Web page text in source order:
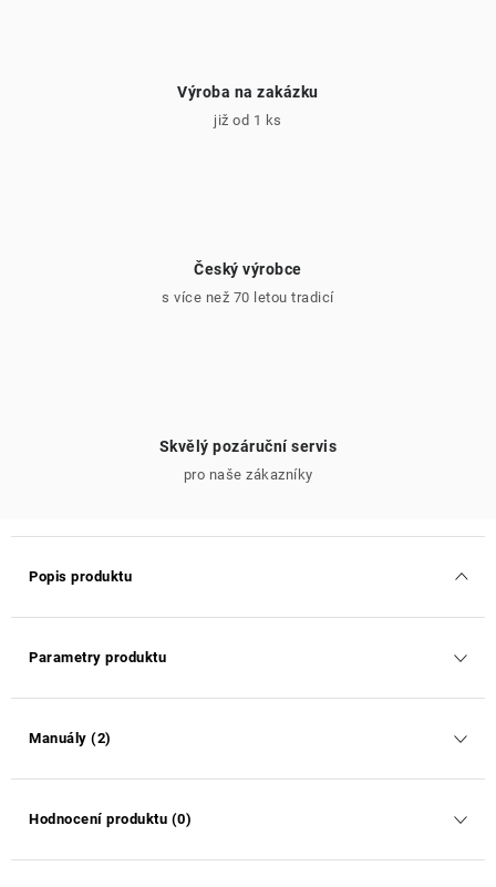
Výroba na zakázku
již od 1 ks
Český výrobce
s více než 70 letou tradicí
Skvělý pozáruční servis
pro naše zákazníky
Popis produktu
Parametry produktu
Manuály (2)
Hodnocení produktu (0)